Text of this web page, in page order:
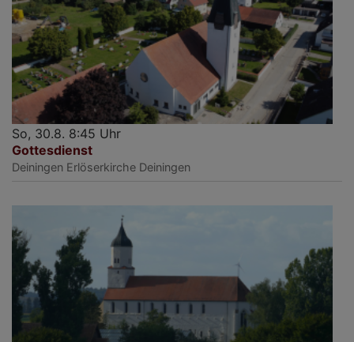
So, 30.8. 8:45 Uhr
Gottesdienst
Deiningen Erlöserkirche Deiningen